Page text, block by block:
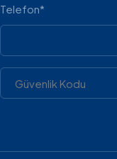
Telefon*